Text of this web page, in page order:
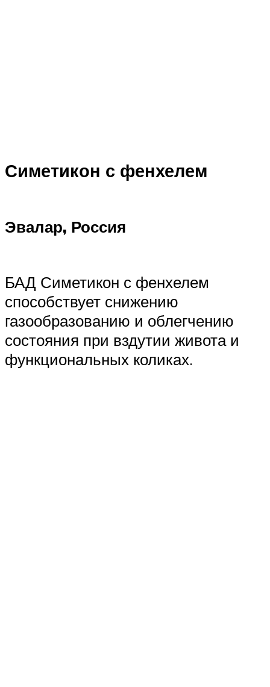
Симетикон с фенхелем
Эвалар, Россия
БАД Симетикон с фенхелем
способствует снижению
газообразованию и облегчению
состояния при вздутии живота и
функциональных коликах.